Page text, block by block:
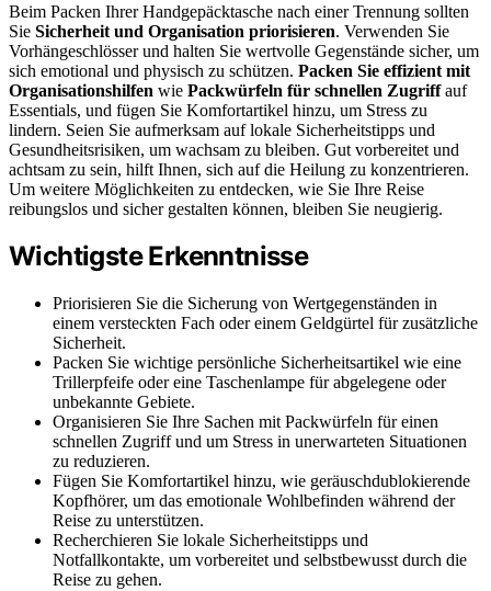
Beim Packen Ihrer Handgepäcktasche nach einer Trennung sollten
Sie Sicherheit und Organisation priorisieren. Verwenden Sie
Vorhängeschlösser und halten Sie wertvolle Gegenstände sicher, um
sich emotional und physisch zu schützen. Packen Sie effizient mit
Organisationshilfen wie Packwürfeln für schnellen Zugriffauf
Essentials, und fügen Sie Komfortartikel hinzu, um Stress zu
lindern. Seien Sie aufmerksam auf lokale Sicherheitstipps und
Gesundheitsrisiken, um wachsam zu bleiben. Gut vorbereitet und
achtsam zu sein, hilft Ihnen, sich auf die Heilung zu konzentrieren.
Um weitere Möglichkeiten zu entdecken, wie Sie Ihre Reise
reibungslos und sicher gestalten können, bleiben Sie neugierig.
Wichtigste Erkenntnisse
Priorisieren Sie die Sicherung von Wertgegenständen in
einem versteckten Fach oder einem Geldgürtel für zusätzliche
Sicherheit.
Packen Sie wichtige persönliche Sicherheitsartikel wie eine
Trillerpfeife oder eine Taschenlampe für abgelegene oder
unbekannte Gebiete.
Organisieren Sie Ihre Sachen mit Packwürfeln für einen
schnellen Zugriff und um Stress in unerwarteten Situationen
zu reduzieren.
Fügen Sie Komfortartikel hinzu, wie geräuschdublokierende
Kopfhörer, um das emotionale Wohlbefinden während der
Reise zu unterstützen.
Recherchieren Sie lokale Sicherheitstipps und
Notfallkontakte, um vorbereitet und selbstbewusst durch die
Reise zu gehen.